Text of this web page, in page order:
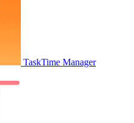
TaskTime Manager